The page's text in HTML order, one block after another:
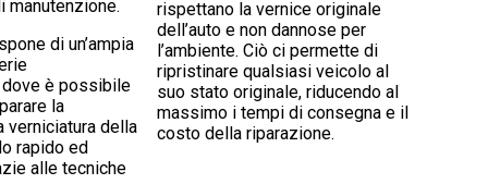
manutenzione.
di un’ampia
è possibile
verniciatura della
rapido ed
alle tecniche
rispettano la vernice originale
dell’auto e non dannose per
l’ambiente. Ciò ci permette di
ripristinare qualsiasi veicolo al
suo stato originale, riducendo al
massimo i tempi di consegna e il
costo della riparazione.